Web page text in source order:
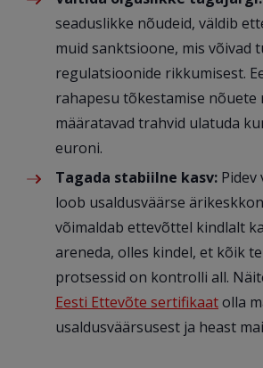
seaduslikke nõudeid, väldib
muid sanktsioone, mis võivad
regulatsioonide rikkumisest.
rahapesu tõkestamise nõuete
määratavad trahvid ulatuda
euroni.
Tagada stabiilne kasv:
loob usaldusväärse
võimaldab ettevõttel kindlalt
areneda, olles kindel, et kõik
protsessid on kontrolli all.
Eesti Ettevõte sertifikaatolla
usaldusväärsusest ja heast